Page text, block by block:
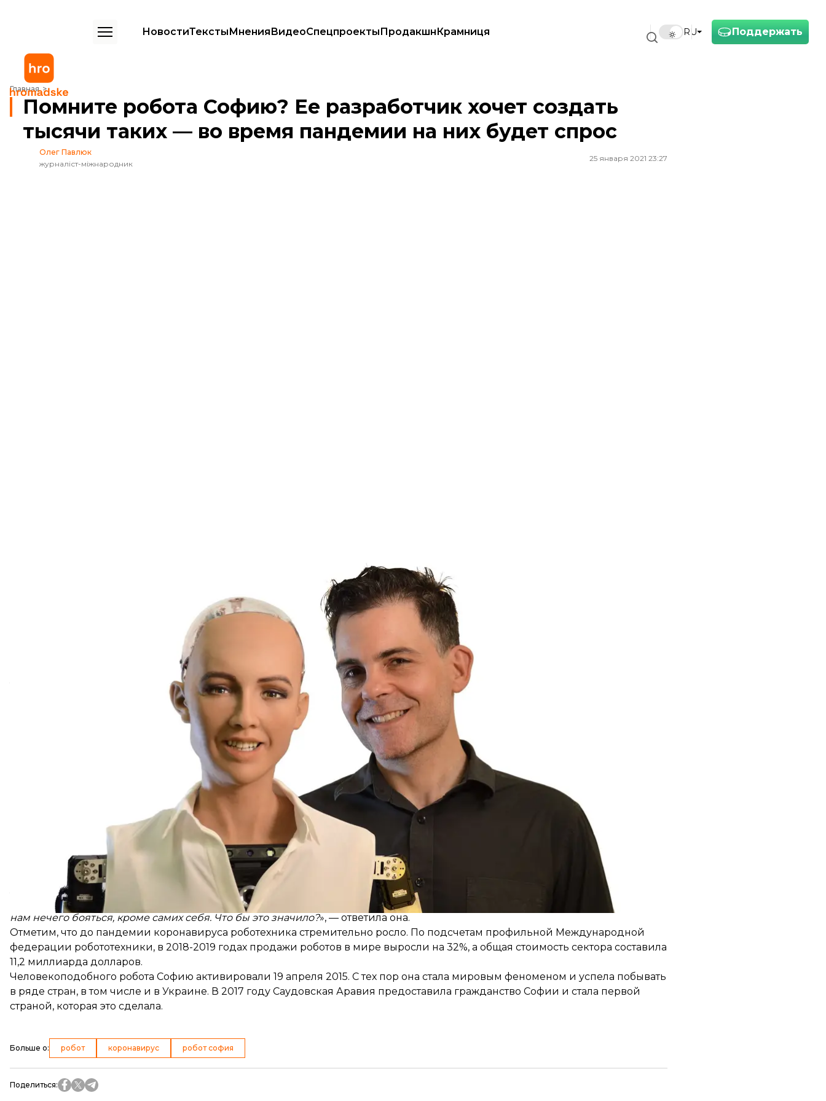
Поддержать
RU
НовостиТекстыМненияВидеоСпецпроектыПродакшнКрамниця
Главная
Помните робота Софию? Ее разработчик хочет создать тысячи таких — во время пандемии на них будет спрос
Помните робота Софию? Ее разработчик хочет создать
тысячи таких — во время пандемии на них будет спрос
Олег Павлюк
журналіст-міжнародник
25 января 2021 23:27
Hanson Robotics
Гонконгская компания Hanson Robotics, известная разработкой человекоподобного робота Софии, заявила о планах в 2021
году наладить массовое производство таких роботов — они, мол, будут нужны в условиях пандемии и ограниченных
В первой половине этого года должно наладиться производство четырех различных моделей человекоподобных роботов,
одна из которых будет базироваться именно на Софии. Один из них — робот Грейс для работников медицинского сектора.
«Мир COVID-19 потребует все больше автоматизации для обеспечения безопасности людей»,
основатель Hanson Robotics Дэвид Хэнсон. По мнению Хэнсона, преимущество роботов его компании — в человекообразии.
Так, они могут заменить обслуживающий персонал и лишить людей ощущения
«ужасного одиночества и изоляции».
В 2021 году Hanson Robotics намерен продать «тысячи» роботов различного размера, заявил Хенсон журналистам, но не
уточнил, сколько именно и кому.
Саму Софию во время объявления новостей спросили, не считает ли она, что люди должны бояться роботов.
«Кто-то сказал:
нам нечего бояться, кроме самих себя. Что бы это значило?», — ответила она.
Отметим, что до пандемии коронавируса роботехника стремительно росло. По подсчетам профильной Международной
федерации робототехники, в 2018-2019 годах продажи роботов в мире выросли на 32%, а общая стоимость сектора составила
11,2 миллиарда долларов.
Человекоподобного робота Софию активировали 19 апреля 2015. С тех пор она стала мировым феноменом и успела побывать
в ряде стран, в том числе и в Украине. В 2017 году Саудовская Аравия предоставила гражданство Софии и стала первой
страной, которая это сделала.
Больше о: робот коронавирус робот софия
Поделиться: